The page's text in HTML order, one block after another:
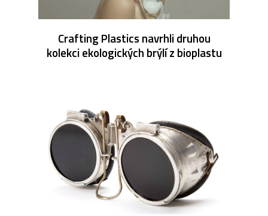
Crafting Plastics navrhli druhou
kolekci ekologických brýlí z bioplastu